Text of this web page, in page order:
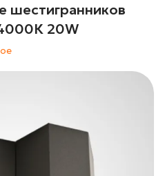
шестигранников
20W